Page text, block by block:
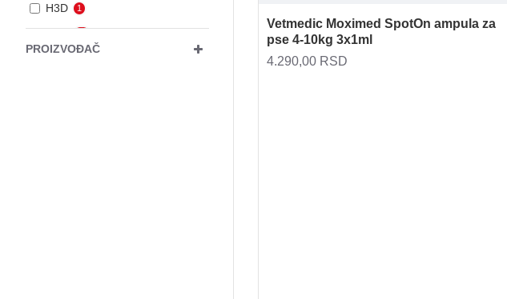
PROIZVOĐAČ
H3D 1
Krka
Vetmedic Moximed SpotOn ampula za
pse 4-10kg 3x1ml
4.290,00 RSD